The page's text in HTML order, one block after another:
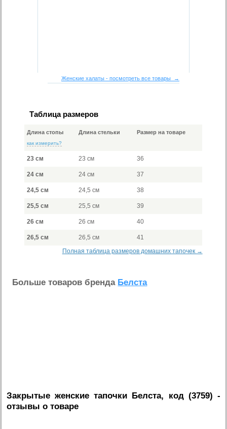
Женские халаты - посмотреть все товары →
Таблица размеров
Длина стопы
как измерить?
Длина стельки Размер на товаре
23 см 23 см 36
24 см 24 см 37
24,5 см 24,5 см 38
25,5 см 25,5 см 39
26 см 26 см 40
26,5 см 26,5 см
41
Полная таблица размеров домашних тапочек →
Больше товаров бренда Белста
Закрытые женские тапочки Белста, код (3759) -
отзывы о товаре